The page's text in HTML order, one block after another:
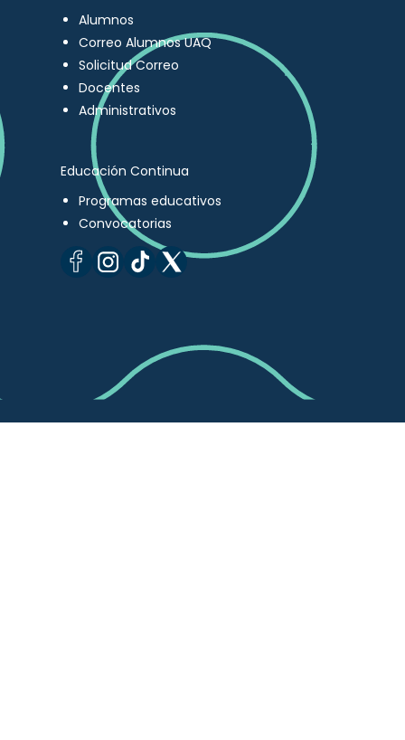
Alumnos
Correo Alumnos UAQ
Solicitud Correo
Docentes
Administrativos
Educación Continua
Programas educativos
Convocatorias